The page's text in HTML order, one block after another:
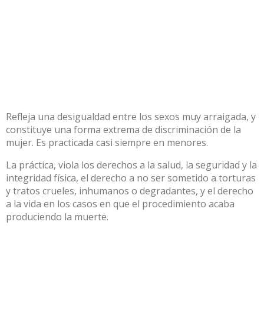
Refleja una desigualdad entre los sexos muy arraigada, y
constituye una forma extrema de discriminación de la
mujer. Es practicada casi siempre en menores.
La práctica, viola los derechos a la salud, la seguridad y la
integridad física, el derecho a no ser sometido a torturas
y tratos crueles, inhumanos o degradantes, y el derecho
a la vida en los casos en que el procedimiento acaba
produciendo la muerte.